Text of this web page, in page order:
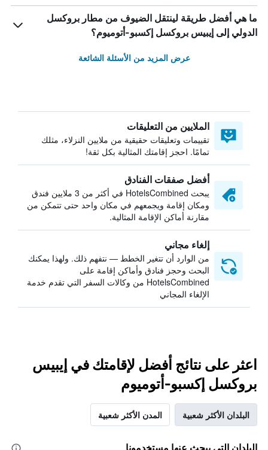
ما هي أفضل طريقة لينتقل الضيوف من مطار بروكسل
الدولي إلى إيبيس بروكسل إكسبو-أتوميوم؟
عرض المزيد من الأسئلة الشائعة
الملايين من التعليقات
تقييمات وتعليقات حقيقية من ملايين النزلاء، مثلك
تمامًا. احجز إقامتك المثالية بكل ثقة!
أفضل صفقات الفنادق
يبحث HotelsCombined في أكثر من 3 ملايين فندق
ومكان إقامة ويجمعهم في مكان واحد حتى تتمكن من
مقارنة أماكن الإقامة المثالية.
إلغاء مجاني
من الوارد أن تتغير الخطط — نتفهم ذلك. ولهذا يمكنك
البحث وحجز فنادق وأماكن إقامة على
HotelsCombined من وكالات السفر التي تقدم خدمة
الإلغاء المجاني
اعثر على نتائج أفضل لإقامتك في إيبيس
بروكسل إكسبو-أتوميوم
البلدان الأكثر شعبية المدن الأكثر شعبية
البلدان التي يبحث عنها مستخدمونا